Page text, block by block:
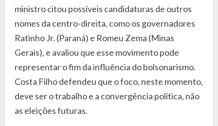
ministro citou possíveis candidaturas de outros
nomes da centro-direita, como os governadores
Ratinho Jr. (Paraná) e Romeu Zema (Minas
Gerais), e avaliou que esse movimento pode
representar o fim da influência do bolsonarismo.
Costa Filho defendeu que o foco, neste momento,
deve ser o trabalho e a convergência política, não
as eleições futuras.